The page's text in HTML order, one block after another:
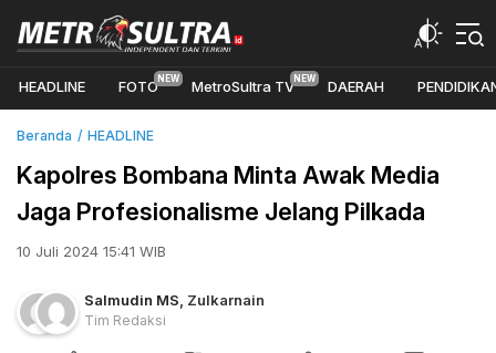
HEADLINE FOTO MetroSultra TV DAERAH
Beranda HEADLINE
Kapolres Bombana Minta Awak Media
Jaga Profesionalisme Jelang Pilkada
10 Juli 2024 15:41 WIB
Salmudin MS Zulkarnain
Tim Redaksi